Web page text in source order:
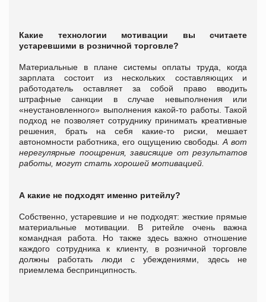
Какие технологии мотивации вы считаете
устаревшими в розничной торговле?
Материальные в плане системы оплаты труда, когда
зарплата состоит из нескольких составляющих и
работодатель оставляет за собой право вводить
штрафные санкции в случае невыполнения или
«неустановленного» выполнения какой-то работы. Такой
подход не позволяет сотруднику принимать креативные
решения, брать на себя какие-то риски, мешает
автономности работника, его ощущению свободы . А вот
нерегулярные поощрения, зависящие от результатов
работы, могут стать хорошей мотивацией.
А какие не подходят именно ритейлу?
Собственно, устаревшие и не подходят: жесткие прямые
материальные мотивации. В ритейле очень важна
командная работа. Но также здесь важно отношение
каждого сотрудника к клиенту, в розничной торговле
должны работать люди с убеждениями, здесь не
приемлема беспринципность.